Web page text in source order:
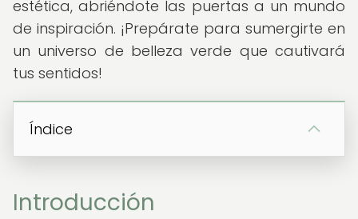
estética, abriéndote las puertas a un mundo
de inspiración. ¡Prepárate para sumergirte en
un universo de belleza verde que cautivará
tus sentidos!
Índice
Introducción